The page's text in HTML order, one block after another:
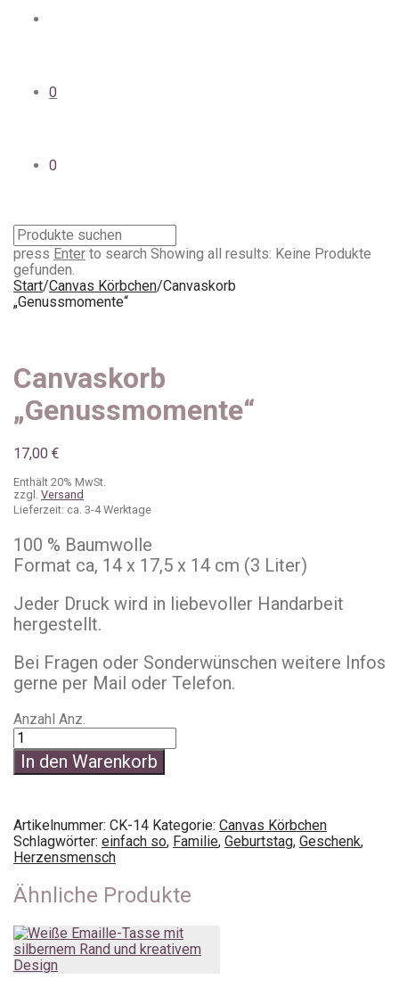
0
0
press Enter to search Showing all results: Keine Produkte
gefunden.
Start/Canvas Körbchen/Canvaskorb
„Genussmomente“
Canvaskorb
„Genussmomente“
17,00 €
Enthält 20% MwSt.
zzgl. Versand
Lieferzeit: ca. 3-4 Werktage
100 % Baumwolle
Format ca, 14 x 17,5 x 14 cm (3 Liter)
Jeder Druck wird in liebevoller Handarbeit
hergestellt.
Bei Fragen oder Sonderwünschen weitere Infos
gerne per Mail oder Telefon.
Anzahl Anz.
In den Warenkorb
Artikelnummer: CK-14 Kategorie: Canvas Körbchen
Schlagwörter: einfach so, Familie, Geburtstag, Geschenk,
Herzensmensch
Ähnliche Produkte